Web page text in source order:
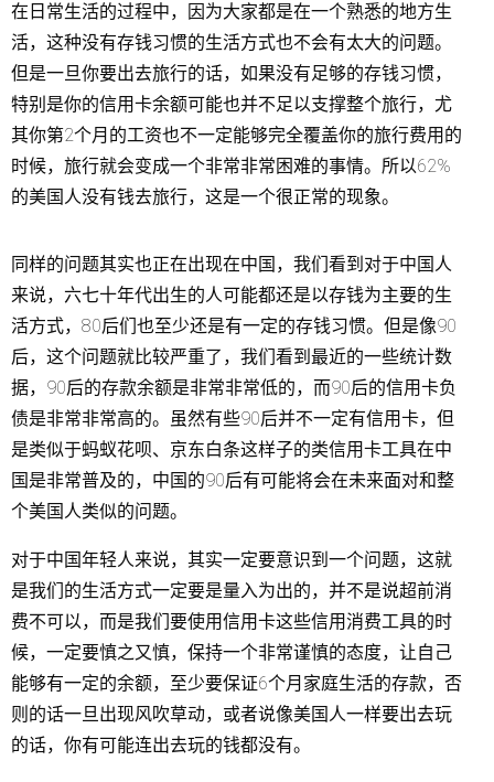
在日常生活的过程中，因为大家都是在一个熟悉的地方生
活，这种没有存钱习惯的生活方式也不会有太大的问题。
但是一旦你要出去旅行的话，如果没有足够的存钱习惯，
特别是你的信用卡余额可能也并不足以支撑整个旅行，尤
其你第2个月的工资也不一定能够完全覆盖你的旅行费用的
时候，旅行就会变成一个非常非常困难的事情。所以62%
的美国人没有钱去旅行，这是一个很正常的现象。
同样的问题其实也正在出现在中国，我们看到对于中国人
来说，六七十年代出生的人可能都还是以存钱为主要的生
活方式，80后们也至少还是有一定的存钱习惯。但是像90
后，这个问题就比较严重了，我们看到最近的一些统计数
据，90后的存款余额是非常非常低的，而90后的信用卡负
债是非常非常高的。虽然有些90后并不一定有信用卡，但
是类似于蚂蚁花呗、京东白条这样子的类信用卡工具在中
国是非常普及的，中国的90后有可能将会在未来面对和整
个美国人类似的问题。
对于中国年轻人来说，其实一定要意识到一个问题，这就
是我们的生活方式一定要是量入为出的，并不是说超前消
费不可以，而是我们要使用信用卡这些信用消费工具的时
候，一定要慎之又慎，保持一个非常谨慎的态度，让自己
能够有一定的余额，至少要保证6个月家庭生活的存款，否
则的话一旦出现风吹草动，或者说像美国人一样要出去玩
的话，你有可能连出去玩的钱都没有。